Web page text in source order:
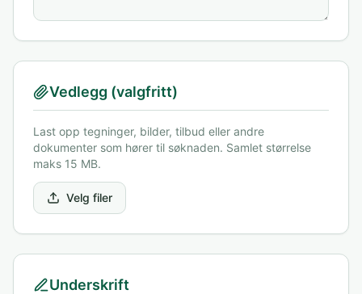
Vedlegg (valgfritt)
Last opp tegninger, bilder, tilbud eller andre
dokumenter som hører til søknaden. Samlet størrelse
maks 15 MB.
Velg filer
Underskrift